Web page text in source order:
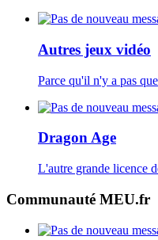
Autres jeux vidéo
Parce qu'il n'y a pas
Dragon Age
L'autre grande licence
Communauté MEU.fr